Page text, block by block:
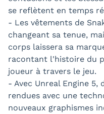
se reflètent en temps
- Les vêtements de
changeant sa tenue,
corps laissera sa
racontant l'histoire du
joueur à travers le jeu.
- Avec Unreal Engine 5,
rendues avec une
nouveaux graphismes